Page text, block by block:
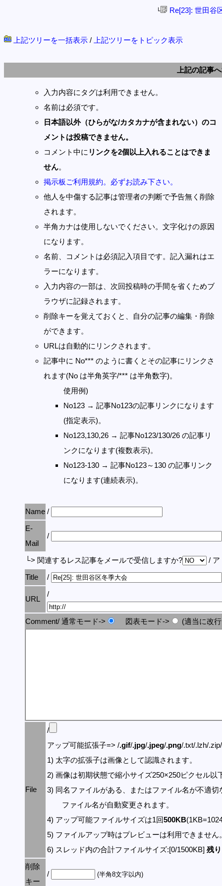
└ Re[23]: 世田谷
上記ツリーを一括表示 / 上記ツリーをトピック表示
上記の記事
入力内容にタグは利用できません。
名前は必須です。
日本語以外（ひらがな/カタカナが含まれない）のコ
メントは投稿できません。
コメント中に リンクを2個以上入れることはできま
せん。
掲示板ご利用規約。必ずお読み下さい。
他人を中傷する記事は管理者の判断で予告無く削除
されます。
半角カナは使用しないでください。文字化けの原因
になります。
名前、コメントは必須記入項目です。記入漏れはエ
ラーになります。
入力内容の一部は、次回投稿時の手間を省くためブ
ラウザに記録されます。
削除キーを覚えておくと、自分の記事の編集・削除
ができます。
URLは自動的にリンクされます。
記事中に No*** のように書くとその記事にリンクさ
れます(No は半角英字/*** は半角数字)。
使用例)
No123 → 記事No123の記事リンクになります
(指定表示)。
No123,130,26 → 記事No123/130/26 の記事リ
ンクになります(複数表示)。
No123-130 → 記事No123～130 の記事リンク
になります(連続表示)。
Name /
E-
Mail
/
└> 関連するレス記事をメールで受信しますか?
/ ア
Title
/
URL
/
Comment/ 通常モード-> 図表モード-> (適当に改
File
/
アップ可能拡張子=> /.gif/.jpg/.jpeg/.png/.txt/.lzh/
1) 太字の拡張子は画像として認識されます。
2) 画像は初期状態で縮小サイズ250×250ピクセル以
3) 同名ファイルがある、またはファイル名が不適切
ファイル名が自動変更されます。
4) アップ可能ファイルサイズは1回500KB
5) ファイルアップ時はプレビューは利用できません
6) スレッド内の合計ファイルサイズ:[0/1500KB] 残
削除
キー
/ (半角8文字以内)